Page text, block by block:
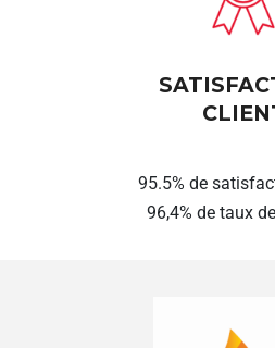
95.5% de
96,4% de taux